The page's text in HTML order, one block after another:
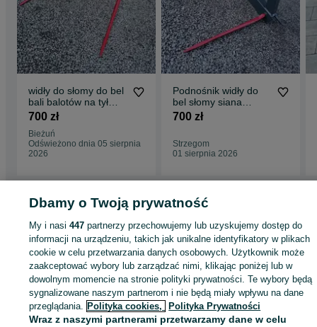
widły do słomy do bel
bali balotów na tył
ciągnika chwytak
700 zł
Bieżuń
Odświeżono dnia 05 sierpnia
2026
Podnośnik widły do
bel słomy siana
sianokiszonki do tuz
700 zł
Strzegom
01 sierpnia 2026
rolniczych - Dolnośląskie
Części do maszyn rolniczych - Baszyn
KATEGORIA
ID:968876576 Wyświetlenia:
Dbamy o Twoją prywatność
My i nasi447 partnerzy przechowujemy lub uzyskujemy dostęp do
informacji na urządzeniu, takich jak unikalne identyfikatory w plikach
cookie w celu przetwarzania danych osobowych. Użytkownik może
zaakceptować wybory lub zarządzać nimi, klikając poniżej lub w
dowolnym momencie na stronie polityki prywatności. Te wybory będą
sygnalizowane naszym partnerom i nie będą miały wpływu na dane
przeglądania. Polityka cookies, Polityka Prywatności
Wraz z naszymi partnerami przetwarzamy dane w celu